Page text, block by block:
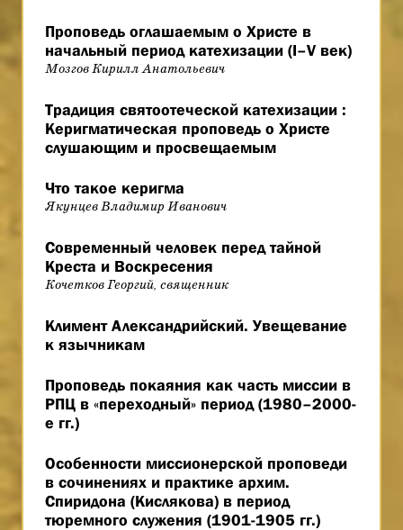
Проповедь оглашаемым о Христе в
начальный период катехизации (I–V век)
Мозгов Кирилл Анатольевич
Традиция святоотеческой катехизации :
Керигматическая проповедь о Христе
слушающим и просвещаемым
Что такое керигма
Якунцев Владимир Иванович
Современный человек перед тайной
Креста и Воскресения
Кочетков Георгий, священник
Климент Александрийский. Увещевание
к язычникам
Проповедь покаяния как часть миссии в
РПЦ в «переходный» период (1980–2000-
е гг.)
Особенности миссионерской проповеди
в сочинениях и практике архим.
Спиридона (Кислякова) в период
тюремного служения (1901-1905 гг.)